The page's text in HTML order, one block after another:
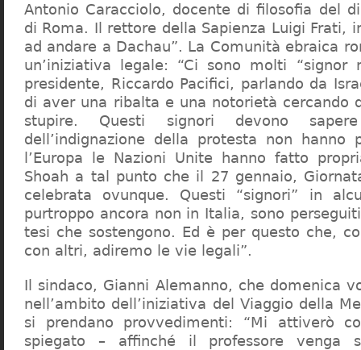
Antonio Caracciolo, docente di filosofia del
di Roma. Il rettore della Sapienza Luigi Frati,
ad andare a Dachau”. La Comunità ebraica
un’iniziativa legale: “Ci sono molti “signor
presidente, Riccardo Pacifici, parlando da
di aver una ribalta e una notorietà cercando
stupire. Questi signori devono
dell’indignazione della protesta non hanno
l’Europa le Nazioni Unite hanno fatto
Shoah a tal punto che il 27 gennaio,
celebrata ovunque. Questi “signori” in
purtroppo ancora non in Italia, sono
tesi che sostengono. Ed è per questo che,
con altri, adiremo le vie legali”.
Il sindaco, Gianni Alemanno, che domenica
nell’ambito dell’iniziativa del Viaggio della
si prendano provvedimenti: “Mi attiverò
spiegato – affinché il professore venga